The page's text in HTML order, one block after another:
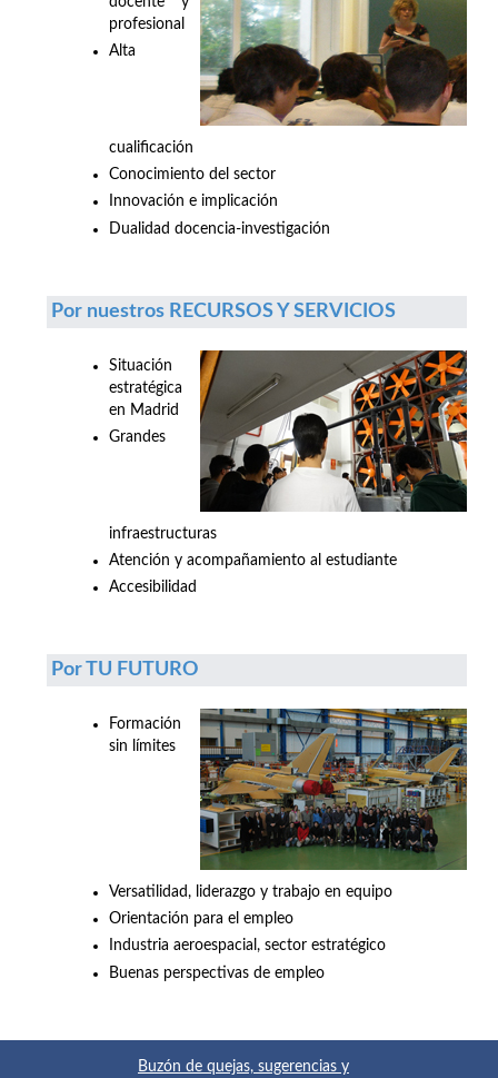
profesional
Alta
cualificación
Conocimiento del sector
Innovación e implicación
Dualidad docencia-investigación
Por nuestros RECURSOS Y SERVICIOS
Situación
estratégica
en Madrid
Grandes
infraestructuras
Atención y acompañamiento al estudiante
Accesibilidad
Por TU FUTURO
Formación
sin límites
Versatilidad, liderazgo y trabajo en equipo
Orientación para el empleo
Industria aeroespacial, sector estratégico
Buenas perspectivas de empleo
Buzón de quejas, sugerencias y